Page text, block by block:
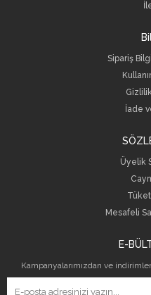
Sipariş
İade
Üyelik
Mesafeli
E-
Kampanyalarımızdan ve